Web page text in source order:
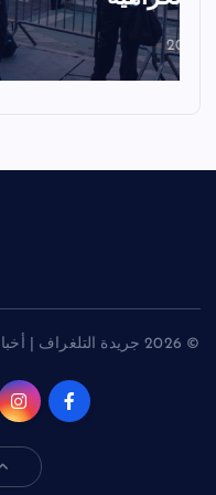
مايو 18, 2026
© 2026 جريدة التلغراف | أخبار أستراليا | Created by